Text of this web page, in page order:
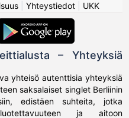
Yhteystiedot UKK
– Yhteyksiä
yhteisö autenttisia yhteyksiä
saksalaiset singlet Berliinin
edistäen suhteita, jotka
ja aitoon